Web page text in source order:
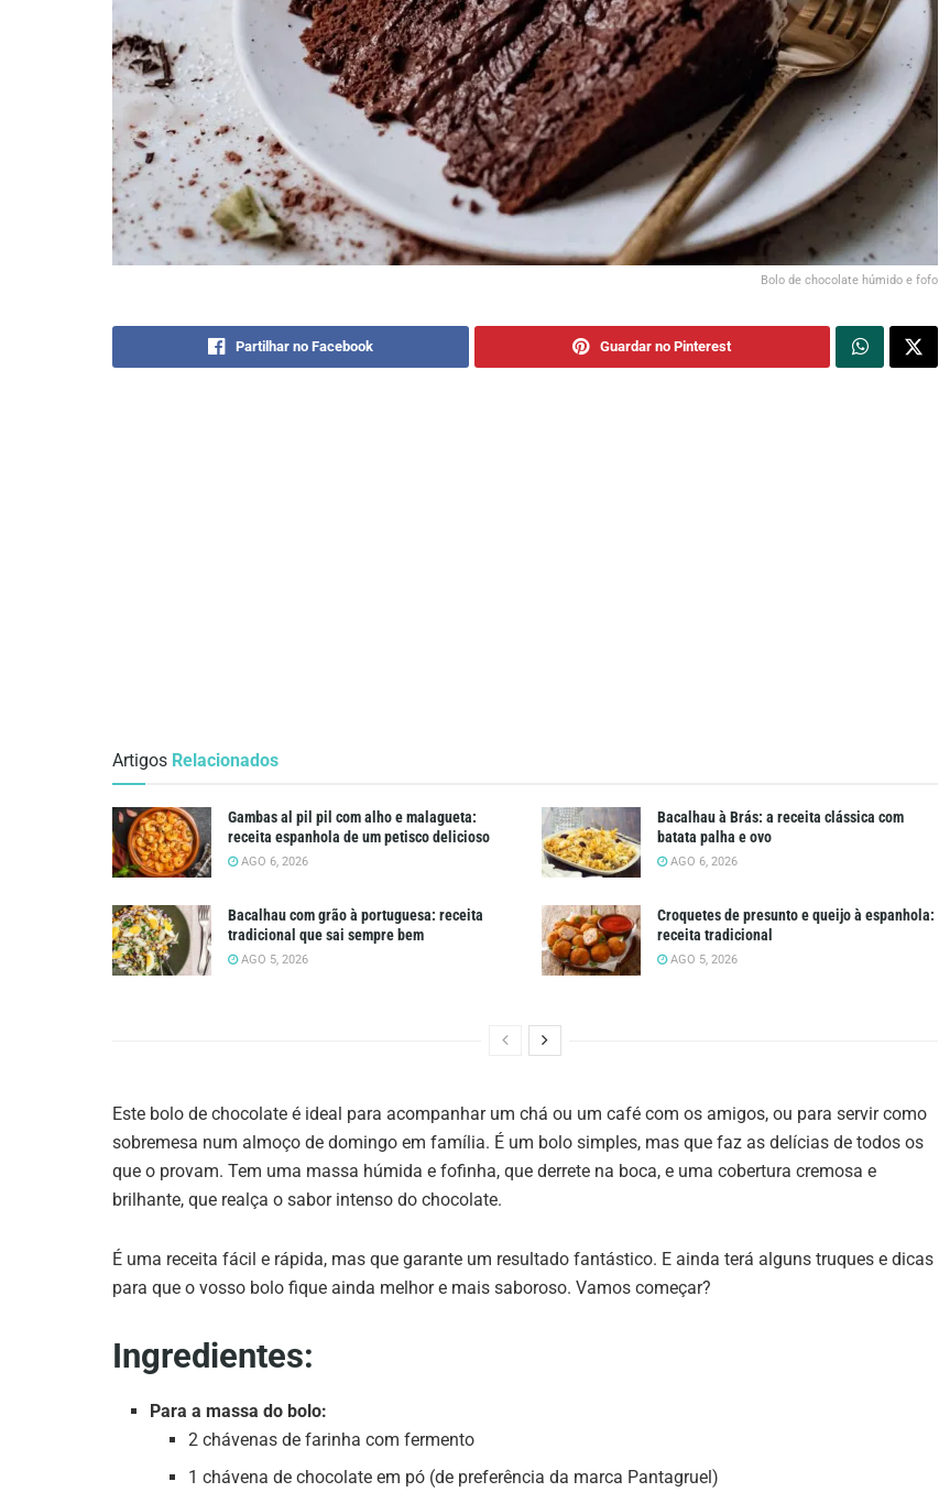
Bolo de chocolate húmido e fofo
Partilhar no Facebook Guardar no Pinterest
Artigos Relacionados
Gambas al pil pil com alho e malagueta:
receita espanhola de um petisco delicioso
AGO 6, 2026
Bacalhau à Brás: a receita clássica com
batata palha e ovo
AGO 6, 2026
Bacalhau com grão à portuguesa: receita
tradicional que sai sempre bem
AGO 5, 2026
Croquetes de presunto e queijo à espanhola:
receita tradicional
AGO 5, 2026
Este bolo de chocolate é ideal para acompanhar um chá ou um café com os amigos, ou para servir como
sobremesa num almoço de domingo em família. É um bolo simples, mas que faz as delícias de todos os
que o provam. Tem uma massa húmida e fofinha, que derrete na boca, e uma cobertura cremosa e
brilhante, que realça o sabor intenso do chocolate.
É uma receita fácil e rápida, mas que garante um resultado fantástico. E ainda terá alguns truques e dicas
para que o vosso bolo fique ainda melhor e mais saboroso. Vamos começar?
Ingredientes:
Para a massa do bolo:
2 chávenas de farinha com fermento
1 chávena de chocolate em pó (de preferência da marca Pantagruel)